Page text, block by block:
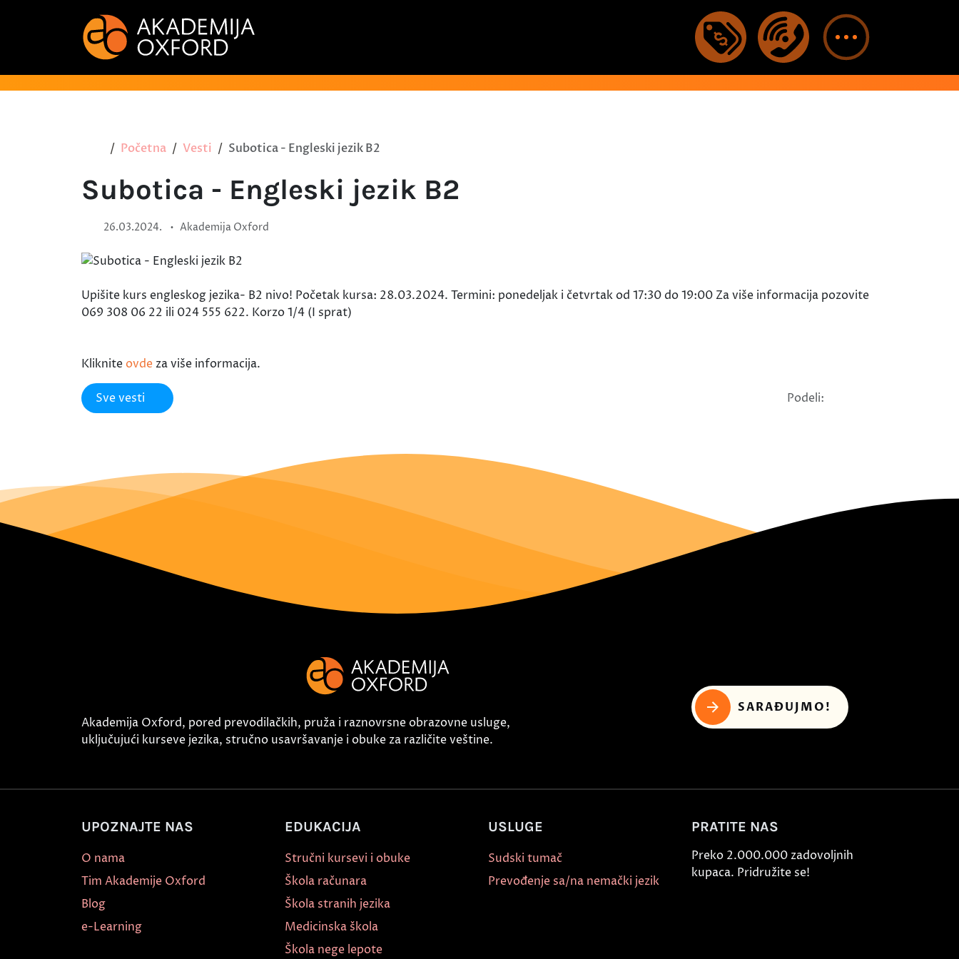
Početna Vesti Subotica - Engleski jezik B2
Subotica - Engleski jezik B2
26.03.2024. • Akademija Oxford
Upišite kurs engleskog jezika- B2 nivo! Početak kursa: 28.03.2024. Termini: ponedeljak i četvrtak od 17:30 do 19:00 Za više informacija pozovite
069 308 06 22 ili 024 555 622. Korzo 1/4 (I sprat)
Kliknite ovde za više informacija.
Sve vesti Podeli:
Akademija Oxford, pored prevodilačkih, pruža i raznovrsne obrazovne usluge,
uključujući kurseve jezika, stručno usavršavanje i obuke za različite veštine.
SARAĐUJMO!
UPOZNAJTE NAS
O nama
Tim Akademije Oxford
Blog
e-Learning
EDUKACIJA
Stručni kursevi i obuke
Škola računara
Škola stranih jezika
Medicinska škola
Škola nege lepote
USLUGE
Sudski tumač
Prevođenje sa/na nemački jezik
PRATITE NAS
Preko 2.000.000 zadovoljnih
kupaca. Pridružite se!